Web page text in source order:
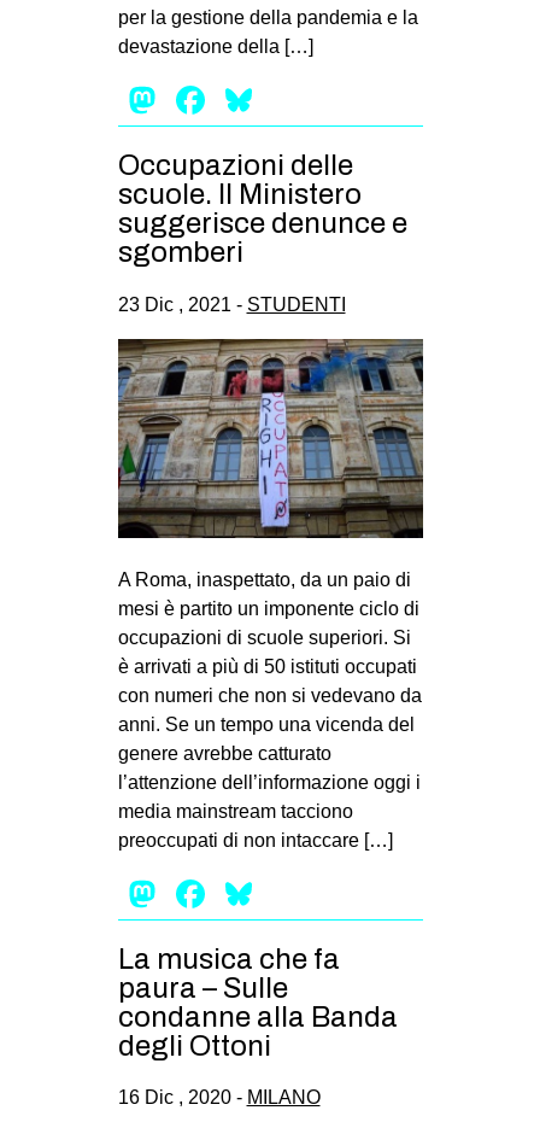
per la gestione della pandemia e la
devastazione della […]
Mastodon
Facebook
Occupazioni delle
scuole. Il Ministero
suggerisce denunce e
sgomberi
23 Dic , 2021 - STUDENTI
A Roma, inaspettato, da un paio di
mesi è partito un imponente ciclo di
occupazioni di scuole superiori. Si
è arrivati a più di 50 istituti occupati
con numeri che non si vedevano da
anni. Se un tempo una vicenda del
genere avrebbe catturato
l’attenzione dell’informazione oggi i
media mainstream tacciono
preoccupati di non intaccare […]
Mastodon
Facebook
La musica che fa
paura – Sulle
condanne alla Banda
degli Ottoni
16 Dic , 2020 - MILANO